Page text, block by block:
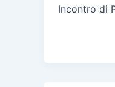
Incontro di